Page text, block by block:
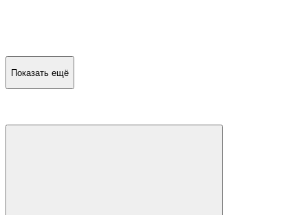
Показать ещё